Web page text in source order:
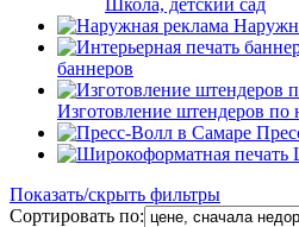
баннеров
Изготовление штендеров по
Показать/скрыть фильтры
Сортировать по: